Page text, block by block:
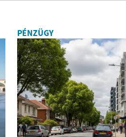
PÉNZÜGY